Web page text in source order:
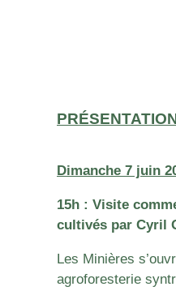
Dimanche 7 juin
15h : Visite
cultivés par Cyril
Les Minières
agroforesterie